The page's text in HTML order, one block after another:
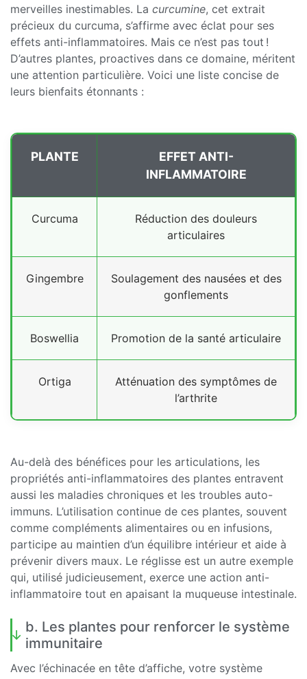
merveilles inestimables. La curcumine, cet extrait
précieux du curcuma, s’affirme avec éclat pour ses
effets anti-inflammatoires. Mais ce n’est pas tout !
D’autres plantes, proactives dans ce domaine, méritent
une attention particulière. Voici une liste concise de
leurs bienfaits étonnants :
PLANTE
EFFET ANTI-
INFLAMMATOIRE
Curcuma
Réduction des douleurs
articulaires
Gingembre
Soulagement des nausées et des
gonflements
Boswellia Promotion de la santé articulaire
Ortiga
Atténuation des symptômes de
l’arthrite
Au-delà des bénéfices pour les articulations, les
propriétés anti-inflammatoires des plantes entravent
aussi les maladies chroniques et les troubles auto-
immuns. L’utilisation continue de ces plantes, souvent
comme compléments alimentaires ou en infusions,
participe au maintien d’un équilibre intérieur et aide à
prévenir divers maux. Le réglisse est un autre exemple
qui, utilisé judicieusement, exerce une action anti-
inflammatoire tout en apaisant la muqueuse intestinale.
b. Les plantes pour renforcer le système
immunitaire
Avec l’échinacée en tête d’affiche, votre système